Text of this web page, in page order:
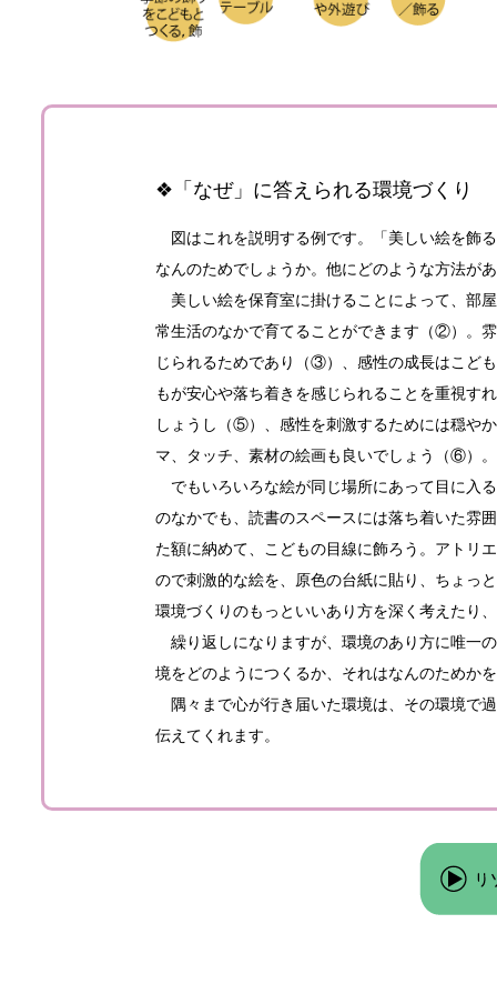
❖「なぜ」に答えられる環境づくり
図はこれを説明する例です。「美しい絵を飾
なんのためでしょうか。他にどのような方法が
美しい絵を保育室に掛けることによって、部
常生活のなかで育てることができます（②）。
じられるためであり（③）、感性の成長はこど
もが安心や落ち着きを感じられることを重視す
しょうし（⑤）、感性を刺激するためには穏や
マ、タッチ、素材の絵画も良いでしょう（⑥）。
でもいろいろな絵が同じ場所にあって目に入
のなかでも、読書のスペースには落ち着いた雰
た額に納めて、こどもの目線に飾ろう。アトリ
ので刺激的な絵を、原色の台紙に貼り、ちょっ
環境づくりのもっといいあり方を深く考えたり
繰り返しになりますが、環境のあり方に唯一
境をどのようにつくるか、それはなんのためか
隅々まで心が行き届いた環境は、その環境で
伝えてくれます。